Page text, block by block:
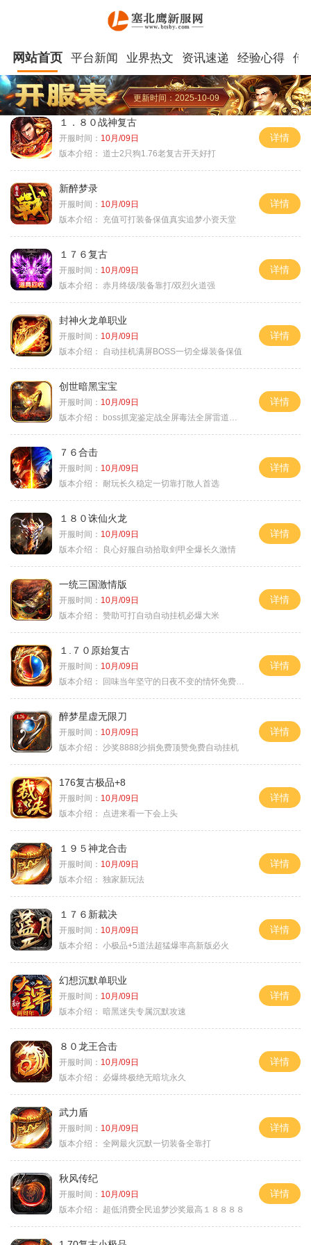
网站首页 平台新闻 业界热文 资讯速递 经验心得 传
更新时间：2025-10-09
１．８０战神复古
开服时间： 10月/09日
版本介绍： 道士2只狗1.76老复古开天好打
详情
新醉梦录
开服时间： 10月/09日
版本介绍：
充值可打装备保值真实追梦小资天堂
详情
１７６复古
开服时间： 10月/09日
版本介绍： 赤月终级/装备靠打/双烈火道强
详情
封神火龙单职业
开服时间： 10月/09日
版本介绍：
自动挂机满屏BOSS一切全爆装备保值
详情
创世暗黑宝宝
开服时间： 10月/09日
版本介绍：
boss抓宠鉴定战全屏毒法全屏雷道全屏狗
详情
７６合击
开服时间： 10月/09日
版本介绍： 耐玩长久稳定一切靠打散人首选
详情
１８０诛仙火龙
开服时间： 10月/09日
版本介绍：
良心好服自动拾取剑甲全爆长久激情
详情
一统三国激情版
开服时间： 10月/09日
版本介绍： 赞助可打自动自动挂机必爆大米
详情
１.７０原始复古
开服时间： 10月/09日
版本介绍：
回味当年坚守的日夜不变的情怀免费绿色
详情
醉梦星虚无限刀
开服时间： 10月/09日
版本介绍： 沙奖8888沙捐免费顶赞免费自动挂机
详情
176复古极品+8
开服时间： 10月/09日
版本介绍：
点进来看一下会上头
详情
１９５神龙合击
开服时间： 10月/09日
版本介绍： 独家新玩法
详情
１７６新裁决
开服时间： 10月/09日
版本介绍： 小极品+5道法超猛爆率高新版必火
详情
幻想沉默单职业
开服时间： 10月/09日
版本介绍： 暗黑迷失专属沉默攻速
详情
８０龙王合击
开服时间： 10月/09日
版本介绍：
必爆终极绝无暗坑永久
详情
武力盾
开服时间： 10月/09日
版本介绍： 全网最火沉默一切装备全靠打
详情
秋风传纪
开服时间： 10月/09日
版本介绍：
超低消费全民追梦沙奖最高１８８８８
详情